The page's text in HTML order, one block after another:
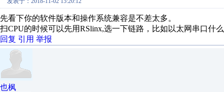
先看下你的软件版本和操作系统兼容是不差太多。
扫CPU的时候可以先用RSlinx,选一下链路，比如以太网串口什
回复 引用 举报
也枫